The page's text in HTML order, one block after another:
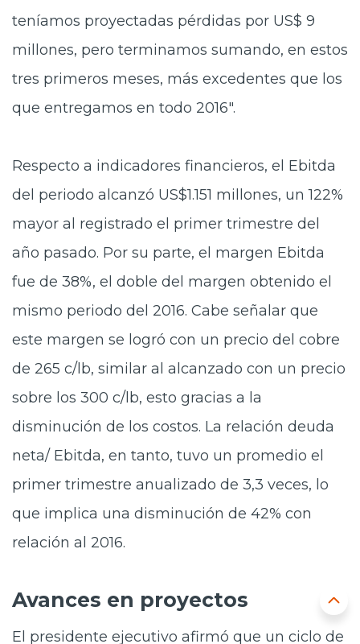
teníamos proyectadas pérdidas por US$ 9
millones, pero terminamos sumando, en estos
tres primeros meses, más excedentes que los
que entregamos en todo 2016".
Respecto a indicadores financieros, el Ebitda
del periodo alcanzó US$1.151 millones, un 122%
mayor al registrado el primer trimestre del
año pasado. Por su parte, el margen Ebitda
fue de 38%, el doble del margen obtenido el
mismo periodo del 2016. Cabe señalar que
este margen se logró con un precio del cobre
de 265 c/lb, similar al alcanzado con un precio
sobre los 300 c/lb, esto gracias a la
disminución de los costos. La relación deuda
neta/ Ebitda, en tanto, tuvo un promedio el
primer trimestre anualizado de 3,3 veces, lo
que implica una disminución de 42% con
relación al 2016.
Avances en proyectos
El presidente ejecutivo afirmó que un ciclo de